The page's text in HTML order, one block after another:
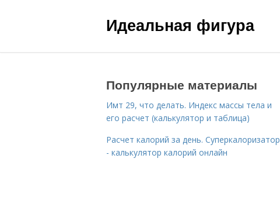
Идеальная фигура
Популярные материалы
Имт 29, что делать. Индекс массы тела и
его расчет (калькулятор и таблица)
Расчет калорий за день. Суперкалоризатор
- калькулятор калорий онлайн